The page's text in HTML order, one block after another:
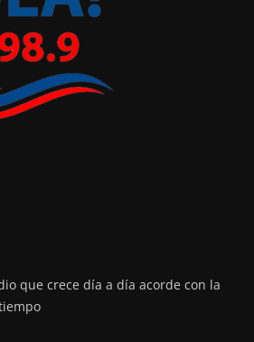
que crece día a día acorde con la